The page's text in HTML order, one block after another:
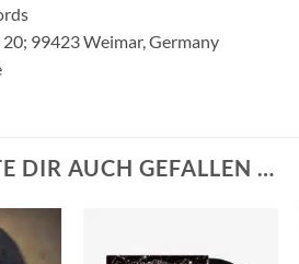
99423 Weimar, Germany
DIR AUCH GEFALLEN …